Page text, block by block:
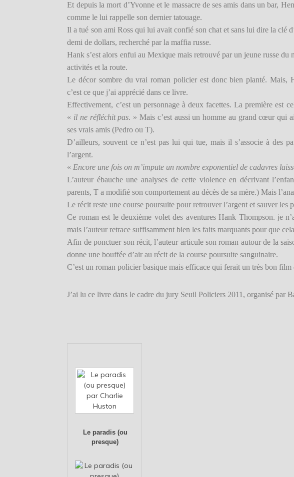
Et depuis la mort d’Yvonne et le massacre de ses amis dans un bar,
comme le lui rappelle son dernier tatouage.
Il a tué son ami Ross qui lui avait confié son chat et sans lui dire la clé
demi de dollars, recherché par la maffia russe.
Hank s’est alors enfui au Mexique mais retrouvé par un jeune russe du
activités et la route.
Le décor sombre du vrai roman policier est donc bien planté. Mais,
c’est ce que j’ai apprécié dans ce livre.
Effectivement, c’est un personnage à deux facettes. La première est
« il ne réfléchit pas. » Mais c’est aussi un homme au grand cœur qui
ses vrais amis (Pedro ou T).
D’ailleurs, souvent ce n’est pas lui qui tue, mais il s’associe à des
l’argent.
«Encore une fois on m’impute un nombre exponentiel de cadavres
L’auteur ébauche une analyses de cette violence en décrivant
parents, T a modifié son comportement au décès de sa mère.) Mais
Le récit reste une course poursuite pour retrouver l’argent et sauver les
Ce roman est le deuxième volet des aventures Hank Thompson. je
mais l’auteur retrace suffisamment bien les faits marquants pour que
Afin de ponctuer son récit, l’auteur articule son roman autour de la
donne une bouffée d’air au récit de la course poursuite sanguinaire.
C’est un roman policier basique mais efficace qui ferait un très bon film
J’ai lu ce livre dans le cadre du jury Seuil Policiers 2011, organisé par
Le paradis (ou
presque)